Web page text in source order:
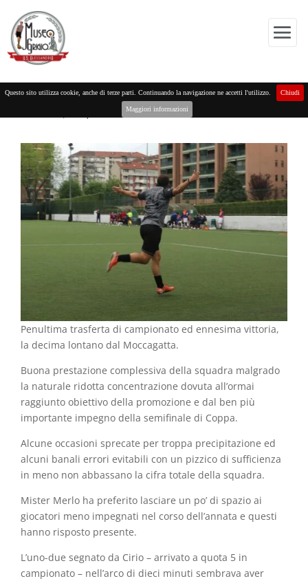
Questo sito utilizza cookie, anche di terze parti. Continuando la navigazione ne accetti l'utilizzo. Chiudi
Maggiori informazioni
“EDO” CIRIO E … IL VIZIO DEL GOL
domenica, 12 Aprile 2026
Penultima trasferta di campionato ed ennesima vittoria,
la decima lontano dal Moccagatta.
Buona prestazione complessiva della squadra malgrado
la naturale ridotta concentrazione dovuta all’ormai
raggiunto obiettivo della promozione e dal ben più
importante impegno della semifinale di Coppa.
Alcune occasioni sprecate per troppa precipitazione ed
alcuni banali errori evitabili con un pizzico di sufficienza
in meno non abbassano la cifra totale della squadra.
Mister Merlo ha preferito lasciare un po’ di spazio ai
giocatori meno impegnati nel corso dell’annata e questi
hanno risposto presente.
L’uno-due segnato da Cirio – arrivato a quota 5 in
campionato – nell’arco di dieci minuti sembrava aver